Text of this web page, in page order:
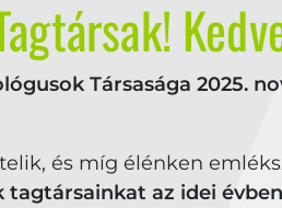
Társasága 2025.
és míg élénken
tagtársainkat az idei